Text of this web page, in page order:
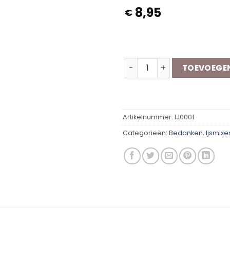
€ 8,95
Ijsmix- Bedankt aantal
Artikelnummer: IJ0001
Categorieën: Bedanken,